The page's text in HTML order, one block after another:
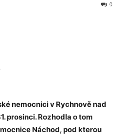
0
nemocnici v Rychnově nad
prosinci. Rozhodla o tom
Náchod, pod kterou